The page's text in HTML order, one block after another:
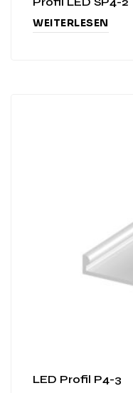
WEITERLESEN
LED Profil P4-3